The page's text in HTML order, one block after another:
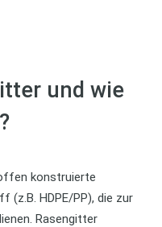
und wie
konstruierte
HDPE/PP), die zur
Rasengitter